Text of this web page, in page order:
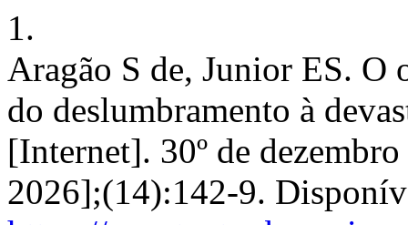
1.
Aragão S de, Junior ES. O
do deslumbramento à
[Internet]. 30º de
2026];(14):142-9.